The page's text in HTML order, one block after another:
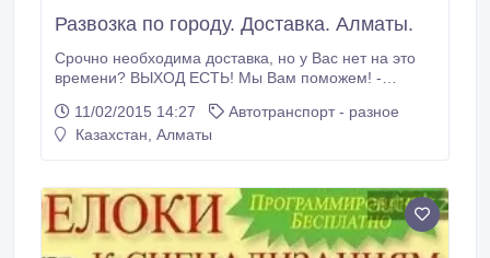
Развозка по городу. Доставка. Алматы.
Срочно необходима доставка, но у Вас нет на это
времени? ВЫХОД ЕСТЬ! Мы Вам поможем! -
Доставка. Гарантия сохранности и качества 80 lvl!
87059066336.
11/02/2015 14:27
Автотранспорт - разное
Казахстан, Алматы